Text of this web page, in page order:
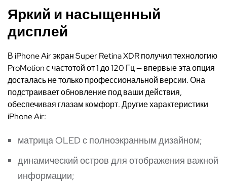
Яркий и насыщенный
дисплей
В iPhone Air экран Super Retina XDR получил технологию
ProMotion с частотой от 1 до 120 Гц — впервые эта опция
досталась не только профессиональной версии. Она
подстраивает обновление под ваши действия,
обеспечивая глазам комфорт. Другие характеристики
iPhone Air:
матрица OLED с полноэкранным дизайном;
динамический остров для отображения важной
информации;